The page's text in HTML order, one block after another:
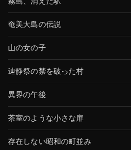
奄美大島の伝説
山の女の子
辿静祭の禁を破った村
異界の午後
茶室のような小さな扉
存在しない昭和の町並み